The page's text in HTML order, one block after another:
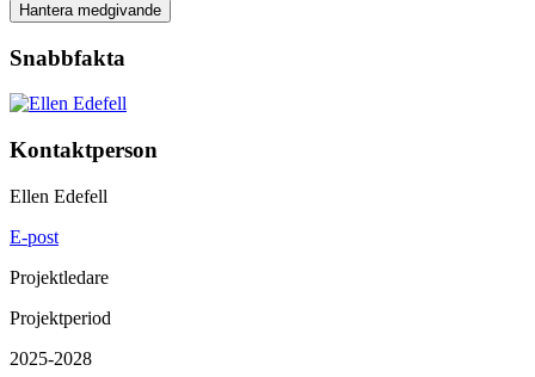
Hantera medgivande
Snabbfakta
Kontaktperson
Ellen Edefell
E-post
Projektledare
Projektperiod
2025-2028